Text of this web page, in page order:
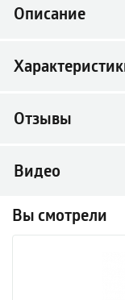
Описание
Отзывы
Видео
Вы смотрели